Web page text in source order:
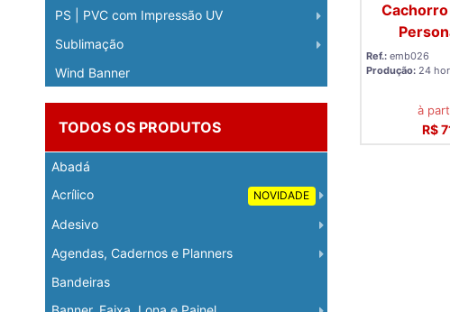
PS | PVC com Impressão UV
Sublimação
Wind Banner
TODOS OS PRODUTOS
Abadá
NOVIDADE
Acrílico
Adesivo
Agendas, Cadernos e Planners
Bandeiras
Cachorro
Ref.: emb026
Produção: 24
à
R$